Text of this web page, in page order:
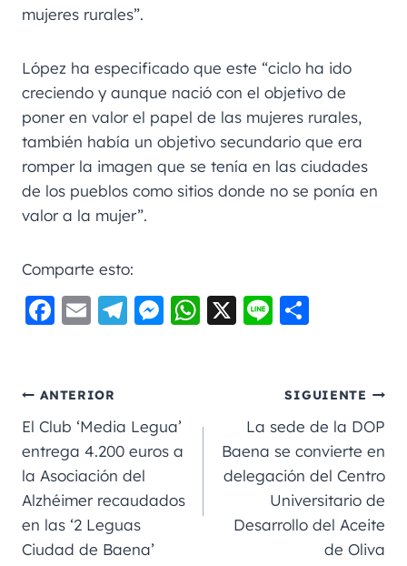
mujeres rurales”.
López ha especificado que este “ciclo ha ido
creciendo y aunque nació con el objetivo de
poner en valor el papel de las mujeres rurales,
también había un objetivo secundario que era
romper la imagen que se tenía en las ciudades
de los pueblos como sitios donde no se ponía en
valor a la mujer”.
Comparte esto:
F
e
b
o
o
k
E
l
Te
m
M
n
g
er
W
A
X
Li
p
a
rt
ir
ANTERIOR
El Club ‘Media Legua’
entrega 4.200 euros a
la Asociación del
Alzhéimer recaudados
en las ‘2 Leguas
Ciudad de Baena’
SIGUIENTE
La sede de la DOP
Baena se convierte en
delegación del Centro
Universitario de
Desarrollo del Aceite
de Oliva